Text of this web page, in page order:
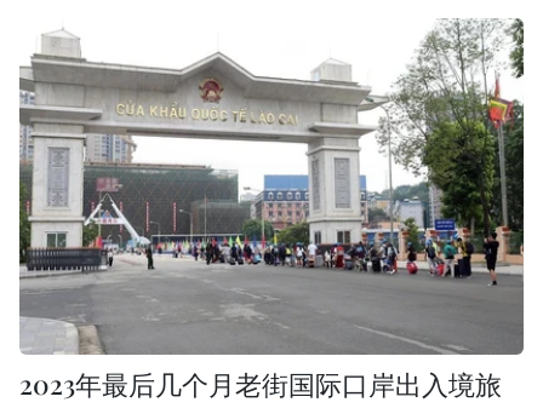
2023年最后几个月老街国际口岸出入境旅